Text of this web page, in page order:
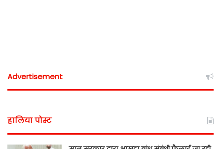
Advertisement
हालिया पोस्ट